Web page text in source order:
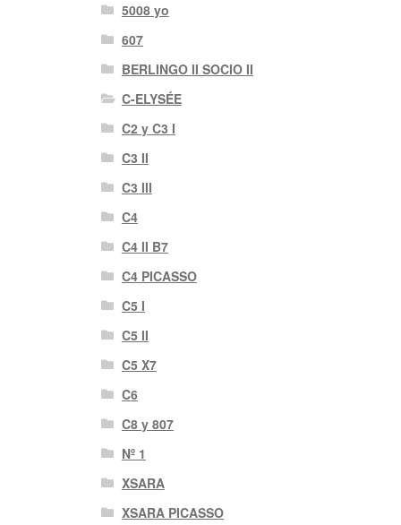
5008 yo
607
BERLINGO II SOCIO II
C-ELYSÉE
C2 y C3 I
C3 II
C3 III
C4
C4 II B7
C4 PICASSO
C5 I
C5 II
C5 X7
C6
C8 y 807
Nº 1
XSARA
XSARA PICASSO